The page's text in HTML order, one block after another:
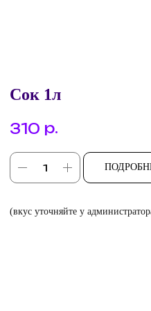
Сок 1л
310 р.
(вкус уточняйте у